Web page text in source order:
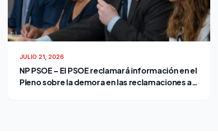
JULIO 21, 2026
NP PSOE – El PSOE reclamará información en el
Pleno sobre la demora en las reclamaciones al